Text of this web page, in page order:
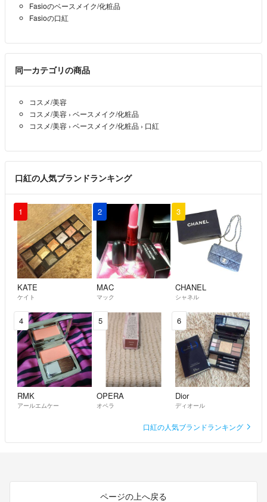
Fasioのベースメイク/化粧品
Fasioの口紅
同一カテゴリの商品
コスメ/美容
コスメ/美容 › ベースメイク/化粧品
コスメ/美容 › ベースメイク/化粧品 › 口紅
口紅の人気ブランドランキング
1
KATE
ケイト
2
MAC
マック
3
CHANEL
シャネル
4
RMK
アールエムケー
5
OPERA
オペラ
6
Dior
ディオール
口紅の人気ブランドランキング
ページの上へ戻る